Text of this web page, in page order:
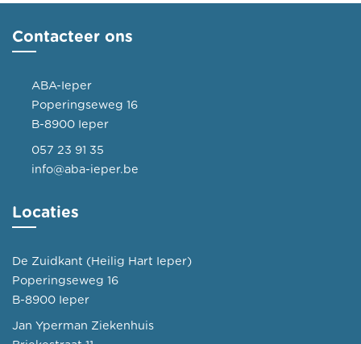
Contacteer ons
ABA-Ieper
Poperingseweg 16
B-8900 Ieper
057 23 91 35
info@aba-ieper.be
Locaties
De Zuidkant (Heilig Hart Ieper)
Poperingseweg 16
B-8900 Ieper
Jan Yperman Ziekenhuis